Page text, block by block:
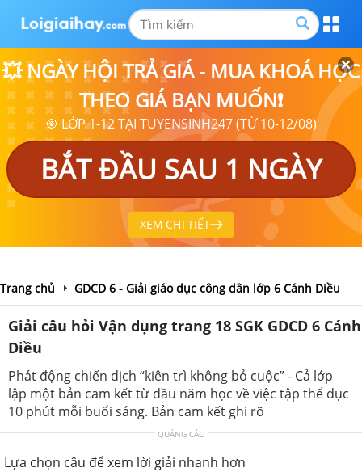
💥 NGÀY HỘI TRẢ GIÁ - MUA KHOÁ HỌC
THEO GIÁ BẠN MUỐN❗
🎯 LỚP 1-12 TẠI TUYENSINH247 (TỪ 10-12/08)
BẮT ĐẦU SAU 1 NGÀY
XEM CHI TIẾT
Trang chủ GDCD 6 - Giải giáo dục công dân lớp 6 Cánh Diều
Giải câu hỏi Vận dụng trang 18 SGK GDCD 6 Cánh
Diều
Phát động chiến dịch “kiên trì không bỏ cuộc” - Cả lớp
lập một bản cam kết từ đầu năm học về việc tập thể dục
10 phút mỗi buổi sáng. Bản cam kết ghi rõ
QUẢNG CÁO
Lựa chọn câu để xem lời giải nhanh hơn